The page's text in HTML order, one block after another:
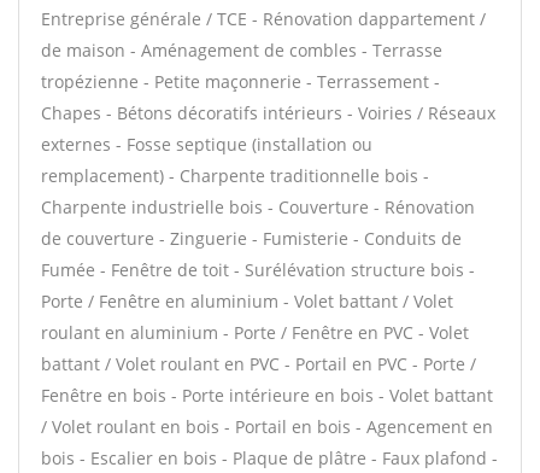
Entreprise générale / TCE - Rénovation dappartement /
de maison - Aménagement de combles - Terrasse
tropézienne - Petite maçonnerie - Terrassement -
Chapes - Bétons décoratifs intérieurs - Voiries / Réseaux
externes - Fosse septique (installation ou
remplacement) - Charpente traditionnelle bois -
Charpente industrielle bois - Couverture - Rénovation
de couverture - Zinguerie - Fumisterie - Conduits de
Fumée - Fenêtre de toit - Surélévation structure bois -
Porte / Fenêtre en aluminium - Volet battant / Volet
roulant en aluminium - Porte / Fenêtre en PVC - Volet
battant / Volet roulant en PVC - Portail en PVC - Porte /
Fenêtre en bois - Porte intérieure en bois - Volet battant
/ Volet roulant en bois - Portail en bois - Agencement en
bois - Escalier en bois - Plaque de plâtre - Faux plafond -